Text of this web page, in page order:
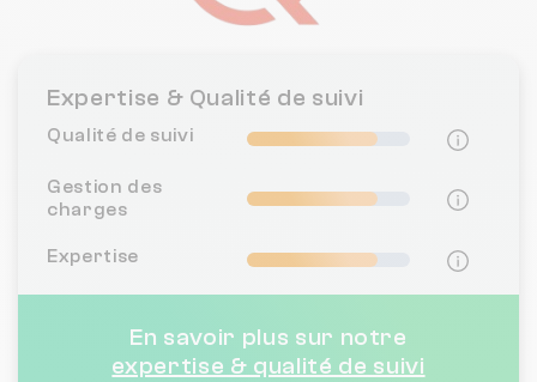
Expertise & Qualité de suivi
Qualité de suivi
Gestion des
charges
Expertise
En savoir plus sur notre
expertise & qualité de suivi